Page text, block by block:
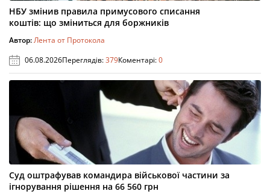
НБУ змінив правила примусового списання
коштів: що зміниться для боржників
Автор:Лента от Протокола
06.08.2026Переглядів:379Коментарі:0
Суд оштрафував командира військової частини за
ігнорування рішення на 66 560 грн